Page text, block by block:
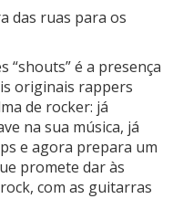
das ruas para os
“shouts” é a presença
originais rappers
de rocker: já
na sua música, já
e agora prepara um
promete dar às
com as guitarras